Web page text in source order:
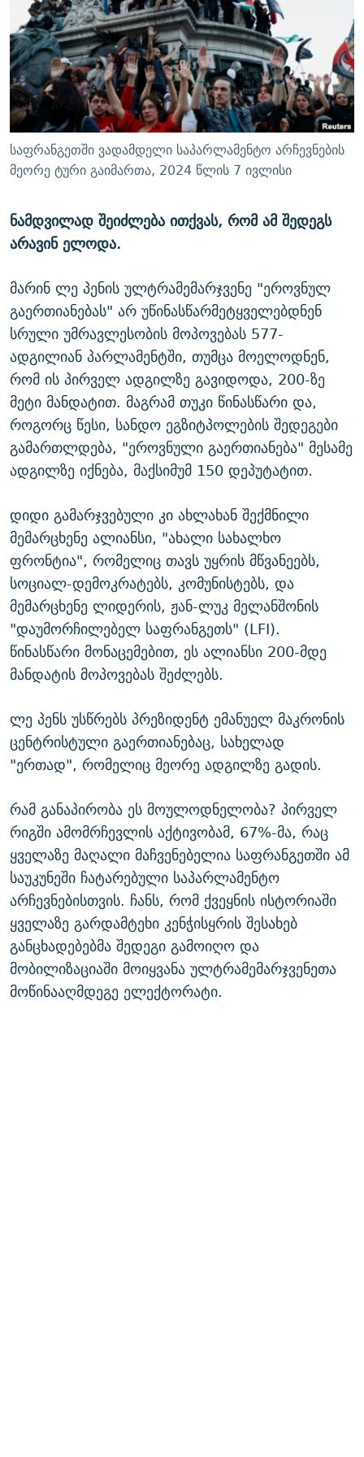
ᲛᲝᲚᲐᲞᲐᲠᲐᲙᲔ ᲢᲔᲥᲡᲢᲔᲑᲘ
ᲨᲘᲜ - ᲣᲪᲮᲝᲔᲗᲨᲘ
ᲚᲘᲢᲔᲠᲐᲢᲣᲠᲣᲚᲘ ᲬᲐᲮᲜᲐᲒᲔᲑᲘ
ᲐᲛᲔᲠᲘᲙᲣᲚᲘ ᲛᲝᲗᲮᲠᲝᲑᲐ
ᲘᲛᲞᲔᲠᲘᲐ ᲓᲐ ᲠᲐᲓᲘᲝ
ᲩᲔᲛᲘ ᲡᲘᲙᲕᲓᲘᲚᲘᲡ ᲛᲘᲖᲔᲖᲘᲐ COVID-19
11 ᲬᲔᲚᲘ - 11 ᲐᲛᲑᲐᲕᲘ
ᲡᲐᲞᲐᲠᲚᲐᲛᲔᲜᲢᲝ ᲐᲠᲩᲔᲕᲜᲔᲑᲘᲡ ᲘᲡᲢᲝᲠᲘᲐ
ᲑᲐᲕᲨᲕᲔᲑᲘ ᲞᲠᲝᲡᲢᲘᲢᲣᲪᲘᲐᲨᲘ - ᲐᲛᲝᲣᲗᲥᲛᲔᲚᲘ ᲐᲛᲑᲐᲕᲘ
5 ᲐᲛᲑᲐᲕᲘ - 20 ᲘᲕᲜᲘᲡᲡ ᲓᲐᲨᲐᲕᲔᲑᲣᲚᲔᲑᲘ
ᲐᲒᲕᲘᲡᲢᲝᲡ ᲝᲛᲘ
ᲒᲐᲛᲝᲘᲬᲔᲠᲔ
რთე/რთ-ის ყველა საიტი
საფრანგეთში ვადამდელი საპარლამენტო არჩევნების
მეორე ტური გაიმართა, 2024 წლის 7 ივლისი
ნამდვილად შეიძლება ითქვას, რომ ამ შედეგს
არავინ ელოდა.
მარინ ლე პენის ულტრამემარჯვენე "ეროვნულ
გაერთიანებას" არ უწინასწარმეტყველებდნენ
სრული უმრავლესობის მოპოვებას 577-
ადგილიან პარლამენტში, თუმცა მოელოდნენ,
რომ ის პირველ ადგილზე გავიდოდა, 200-ზე
მეტი მანდატით. მაგრამ თუკი წინასწარი და,
როგორც წესი, სანდო ეგზიტპოლების შედეგები
გამართლდება, "ეროვნული გაერთიანება" მესამე
ადგილზე იქნება, მაქსიმუმ 150 დეპუტატით.
დიდი გამარჯვებული კი ახლახან შექმნილი
მემარცხენე ალიანსი, "ახალი სახალხო
ფრონტია", რომელიც თავს უყრის მწვანეებს,
სოციალ-დემოკრატებს, კომუნისტებს, და
მემარცხენე ლიდერის, ჟან-ლუკ მელანშონის
"დაუმორჩილებელ საფრანგეთს" (LFI).
წინასწარი მონაცემებით, ეს ალიანსი 200-მდე
მანდატის მოპოვებას შეძლებს.
ლე პენს უსწრებს პრეზიდენტ ემანუელ მაკრონის
ცენტრისტული გაერთიანებაც, სახელად
"ერთად", რომელიც მეორე ადგილზე გადის.
რამ განაპირობა ეს მოულოდნელობა? პირველ
რიგში ამომრჩევლის აქტივობამ, 67%-მა, რაც
ყველაზე მაღალი მაჩვენებელია საფრანგეთში ამ
საუკუნეში ჩატარებული საპარლამენტო
არჩევნებისთვის. ჩანს, რომ ქვეყნის ისტორიაში
ყველაზე გარდამტეხი კენჭისყრის შესახებ
განცხადებებმა შედეგი გამოიღო და
მობილიზაციაში მოიყვანა ულტრამემარჯვენეთა
მოწინააღმდეგე ელექტორატი.